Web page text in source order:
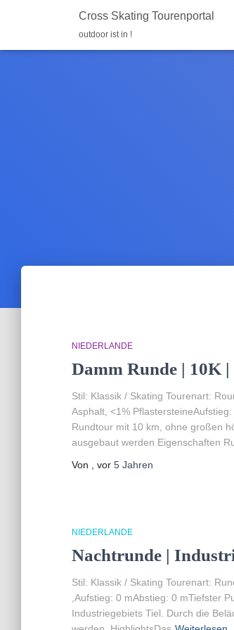
Cross Skating Tourenportal
outdoor ist in !
NIEDERLANDE
Damm Runde | 10K
Stil: Klassik / Skating Tourenart:
Asphalt, <1%
Rundtour mit 10 km, ohne großen
ausgebaut werden Eigenschaften
Von
, vor 5 Jahren
NIEDERLANDE
Nachtrunde |
Stil: Klassik / Skating Tourenart:
,Aufstieg: 0 mAbstieg: 0 mTiefster
Industriegebiets Tiel. Durch die